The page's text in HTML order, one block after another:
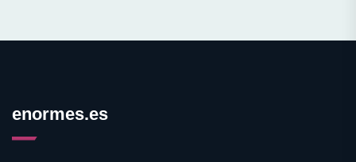
enormes.es